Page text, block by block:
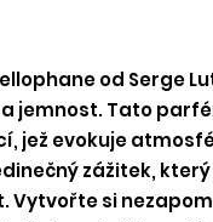
od Serge
jemnost. Tato
jež evokuje
zážitek,
Vytvořte si